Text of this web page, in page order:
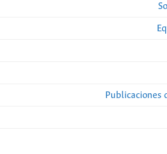
Publicaciones